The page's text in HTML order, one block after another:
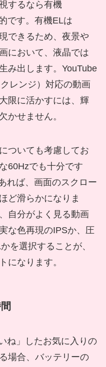
するなら有機
です。有機ELは
できるため、夜景や
において、液晶では
み出します。YouTube
レンジ）対応の動画
限に活かすには、輝
かせません。
ついても考慮してお
60Hzでも十分です
れば、画面のスクロー
ど滑らかになりま
自分がよく見る動画
な色再現のIPSか、圧
を選択することが、
になります。
ね」したお気に入りの
場合、バッテリーの